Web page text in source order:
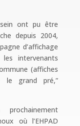
ont pu être
depuis 2004,
d’affichage
intervenants
(affiches
le grand pré,”
où l’EHPAD